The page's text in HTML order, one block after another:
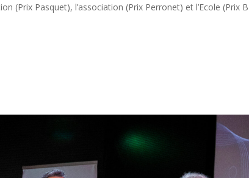
(Prix Pasquet), l’association (Prix Perronet) et l’Ecole (Prix